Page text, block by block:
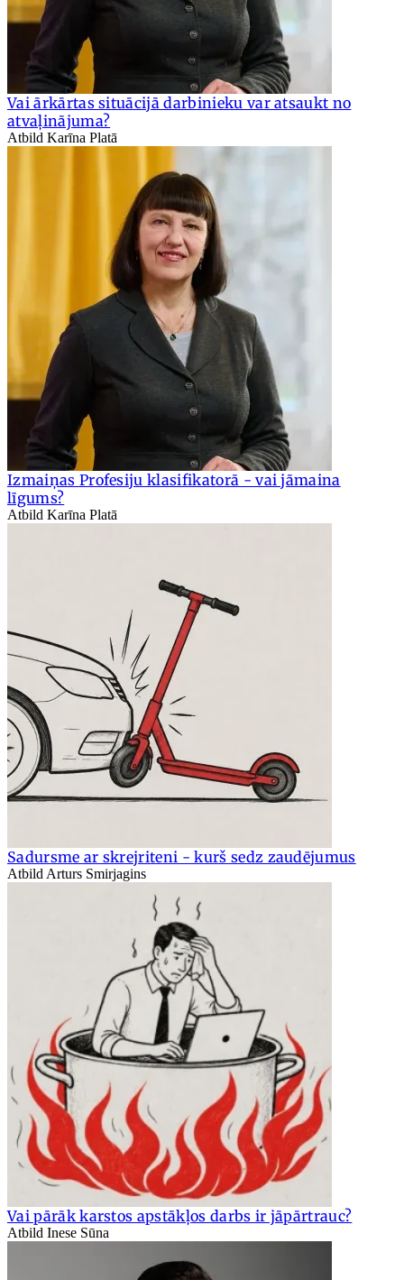
Vai ārkārtas situācijā darbinieku var atsaukt no
atvaļinājuma?
Atbild Karīna Platā
Izmaiņas Profesiju klasifikatorā - vai jāmaina
līgums?
Atbild Karīna Platā
Sadursme ar skrejriteni - kurš sedz zaudējumus
Atbild Arturs Smirjagins
Vai pārāk karstos apstākļos darbs ir jāpārtrauc?
Atbild Inese Sūna